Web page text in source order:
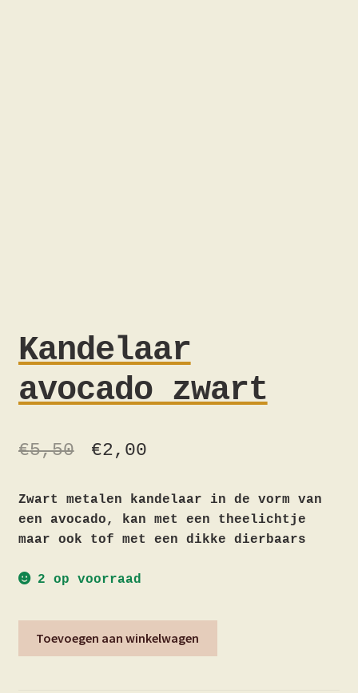
Kandelaar
avocado zwart
€5,50 €2,00
Zwart metalen kandelaar in de vorm van
een avocado, kan met een theelichtje
maar ook tof met een dikke dierbaars
2 op voorraad
Toevoegen aan winkelwagen